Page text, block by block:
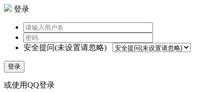
登录
安全提问(未设置请忽略)
登录
或使用QQ登录